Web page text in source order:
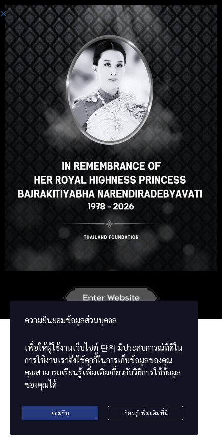
로그인
안녕하세요, 훌륭한 강의죠, 맞
나요? 이 강의가 마음에 드시나
요?
강의 등록
ความยินยอมข้อมูลส่วนบุคคล
เพื่อให้ผู้ใช้งานเว็บไซต์ 단위 มีประสบการณ์ที่ดีใน
การใช้งานเราจึงใช้คุกกี้ในการเก็บข้อมูลของคุณ
คุณสามารถเรียนรู้เพิ่มเติมเกี่ยวกับวิธีการใช้ข้อมูล
ของคุณได้
ยอมรับ เรียนรู้เพิ่มเติมที่นี่
Select your language
English ภาษาไทย
Japanese German
Chinese
ខ្មែរ